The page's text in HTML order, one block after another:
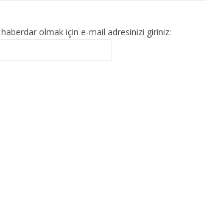
olmak için e-mail adresinizi giriniz: